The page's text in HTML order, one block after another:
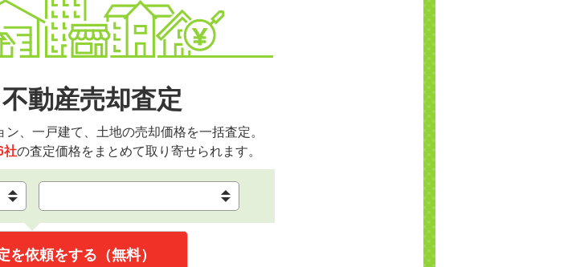
不動産売却査定
、一戸建て、土地の売却価格を一括査定。
社の査定価格をまとめて取り寄せられます。
を依頼をする（無料）